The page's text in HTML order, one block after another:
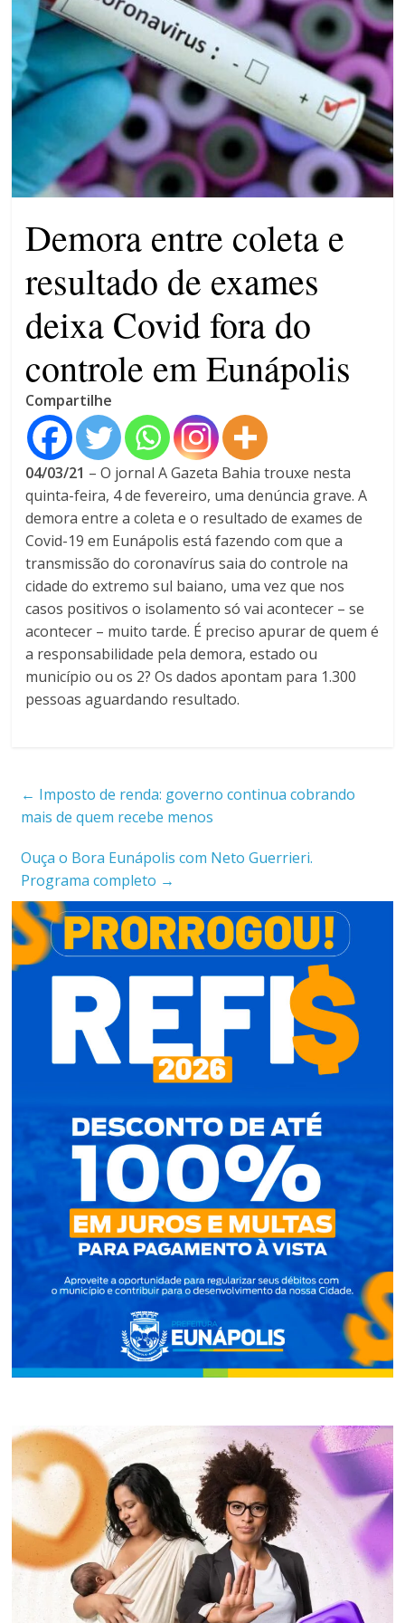
patrimônio 10.400% maior que
em 2022
Máfia das canetas
emagrecedoras na mira da
polícia
Demora entre coleta e
resultado de exames
deixa Covid fora do
controle em Eunápolis
Compartilhe
04/03/21 – O jornal A Gazeta Bahia trouxe nesta
quinta-feira, 4 de fevereiro, uma denúncia grave. A
demora entre a coleta e o resultado de exames de
Covid-19 em Eunápolis está fazendo com que a
transmissão do coronavírus saia do controle na
cidade do extremo sul baiano, uma vez que nos
casos positivos o isolamento só vai acontecer – se
acontecer – muito tarde. É preciso apurar de quem é
a responsabilidade pela demora, estado ou
município ou os 2? Os dados apontam para 1.300
pessoas aguardando resultado.
← Imposto de renda: governo continua cobrando
mais de quem recebe menos
Ouça o Bora Eunápolis com Neto Guerrieri.
Programa completo →